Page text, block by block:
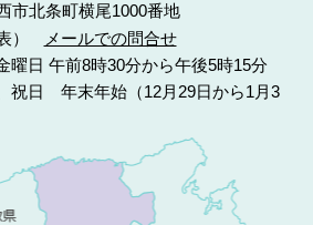
市北条町横尾1000番地
）
メールでの問合せ
曜日 午前8時30分から午後5時15分
祝日 年末年始（12月29日から1月3